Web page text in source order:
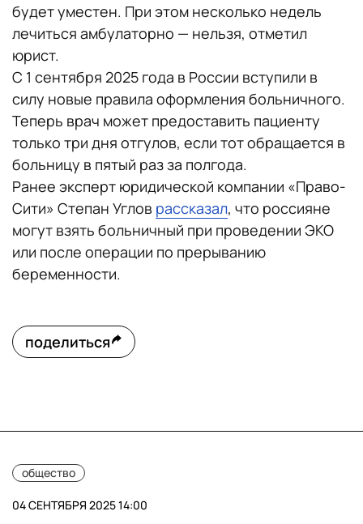
будет уместен. При этом несколько недель
лечиться амбулаторно — нельзя, отметил
юрист.
С 1 сентября 2025 года в России вступили в
силу новые правила оформления больничного.
Теперь врач может предоставить пациенту
только три дня отгулов, если тот обращается в
больницу в пятый раз за полгода.
Ранее эксперт юридической компании «Право-
Сити» Степан Углов рассказал, что россияне
могут взять больничный при проведении ЭКО
или после операции по прерыванию
беременности.
поделиться
общество
04 СЕНТЯБРЯ 2025 14:00